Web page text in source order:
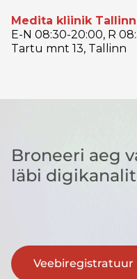
Medita kliinik
E-N 08:30-20:00, R
Tartu mnt 13, Tallinn
Broneeri aeg
läbi
Veebiregistratuur